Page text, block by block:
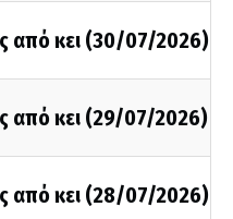
από κει (30/07/2026)
από κει (29/07/2026)
από κει (28/07/2026)